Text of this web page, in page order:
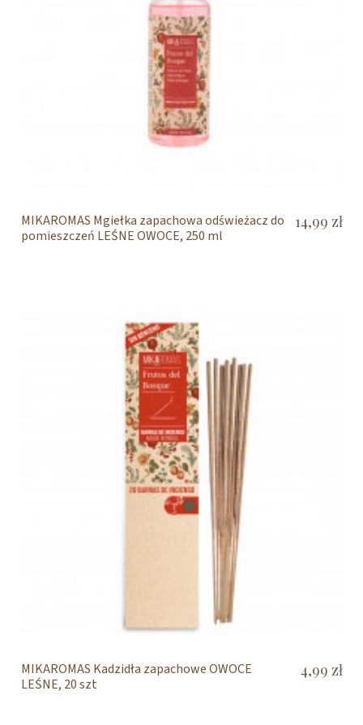
MIKAROMAS Mgiełka zapachowa odświeżacz do
pomieszczeń LEŚNE OWOCE, 250 ml
14,99 zł
MIKAROMAS Kadzidła zapachowe OWOCE
LEŚNE, 20 szt
4,99 zł